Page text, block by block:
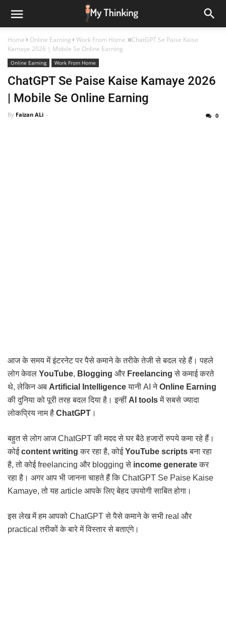
Home Online Earning Work From Home
ChatGPT Se Paise Kaise
Kamaye 2026 | Mobile Se Online Earning
Online Earning Work From Home
ChatGPT Se Paise Kaise Kamaye 2026
| Mobile Se Online Earning
By Faizan ALi 0
आज के समय में इंटरनेट पर पैसे कमाने के तरीके तेजी से बदल रहे हैं। पहले
लोग केवल YouTube, Blogging और Freelancing से कमाई करते
थे, लेकिन अब Artificial Intelligenceयानी AI नेOnline Earning
की दुनिया को पूरी तरह बदल दिया है। इन्हीं AI toolsमें सबसे ज्यादा
लोकप्रिय नाम है ChatGPT ।
बहुत से लोग आज ChatGPT की मदद से घर बैठे हजारों रुपये कमा रहे हैं।
कोईcontent writing कर रहा है, कोईYouTube scriptsबना रहा
है, तो कोई freelancing और blogging से income generateकर
रहा है। अगर आप भी जानना चाहते हैं कि ChatGPT Se Paise Kaise
Kamaye, तो यह article आपके लिए बेहद उपयोगी साबित होगा।
इस लेख में हम आपको ChatGPT से पैसे कमाने के सभी real और
practical तरीकों के बारे में विस्तार से बताएंगे।